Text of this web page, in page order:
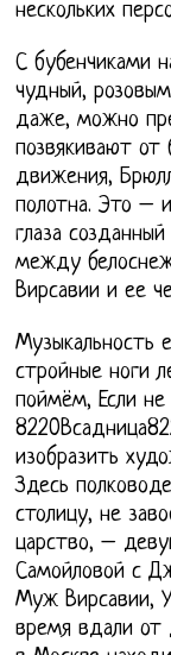
нескольких
С бубенчиками
чудный,
даже, можно
позвякивают
движения,
полотна. Это –
глаза
между
Вирсавии и ее
Музыкальность
стройные ноги
поймём, Если не
изобразить
Здесь
столицу, не
царство, –
Самойловой с
Муж Вирсавии,
время вдали от